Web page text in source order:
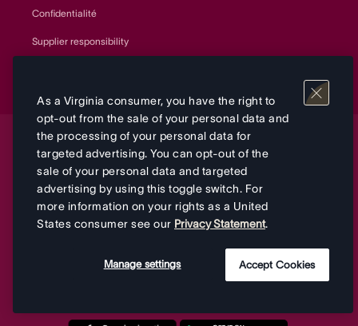
Confidentialité
Supplier responsibility
© 2026 Asana, Inc.
Vos options de confidentialité
Confidentialité
As a Virginia consumer, you have the right to
opt-out from the sale of your personal data and
the processing of your personal data for
targeted advertising. You can opt-out of the
sale of your personal data and targeted
advertising by using this toggle switch. For
more information on your rights as a United
States consumer see our Privacy Statement.
Manage settings Accept Cookies